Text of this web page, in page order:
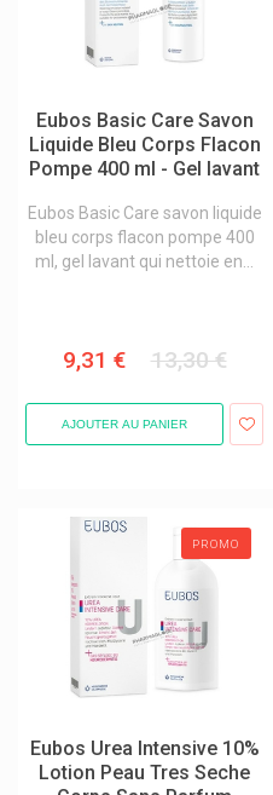
Forté Pharma
Fortimel Nutricia
Frio Pochettes
Frontline Antiparasitaires
Fumouze
Galderma
Garance Lingerie/maillots De Bain
Get Plugged
Ghee Naturel Suisse Vk Swiss
Giskit Md
Glaxosmithkline
Eubos Basic Care Savon
Liquide Bleu Corps Flacon
Pompe 400 ml - Gel lavant
Eubos Basic Care savon liquide
bleu corps flacon pompe 400
ml, gel lavant qui nettoie en...
9,31 € 13,30 €
AJOUTER AU PANIER
PROMO
Eubos Urea Intensive 10%
Lotion Peau Tres Seche